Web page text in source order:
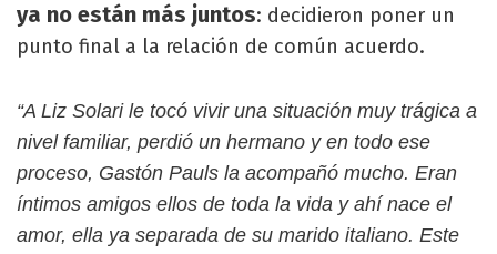
ya no están más juntos: decidieron poner un
punto final a la relación de común acuerdo.
“A Liz Solari le tocó vivir una situación muy trágica a
nivel familiar, perdió un hermano y en todo ese
proceso, Gastón Pauls la acompañó mucho. Eran
íntimos amigos ellos de toda la vida y ahí nace el
amor, ella ya separada de su marido italiano. Este